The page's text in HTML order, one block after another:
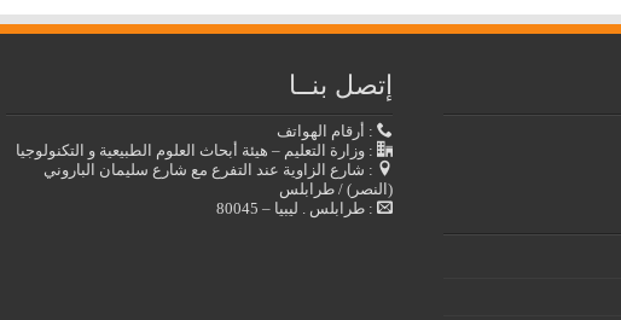
إتصل بنــا
: أرقام الهواتف
: وزارة التعليم – هيئة أبحاث العلوم الطبيعية و التكنولوجيا
: شارع الزاوية عند التفرع مع شارع سليمان الباروني
(النصر) / طرابلس
: طرابلس . ليبيا – 80045